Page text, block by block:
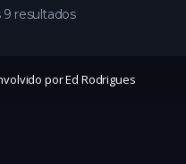
9 resultados
por Ed Rodrigues